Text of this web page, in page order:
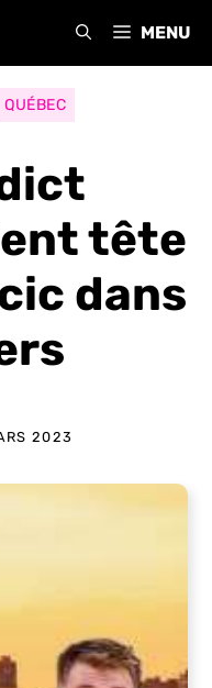
MENU
QUÉBEC
tête
dans
2023